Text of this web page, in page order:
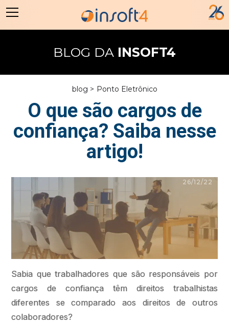
BLOG DAINSOFT4
blog > Ponto Eletrônico
O que são cargos de
confiança? Saiba nesse
artigo!
26/12/22
Sabia que trabalhadores que são responsáveis por
cargos de confiança têm direitos trabalhistas
diferentes se comparado aos direitos de outros
colaboradores?